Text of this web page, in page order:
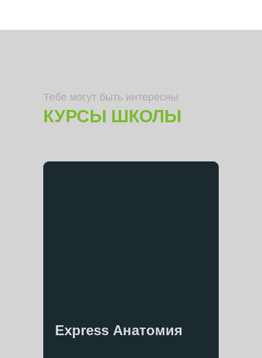
Тебе могут быть интересны
КУРСЫ ШКОЛЫ
Express Анатомия